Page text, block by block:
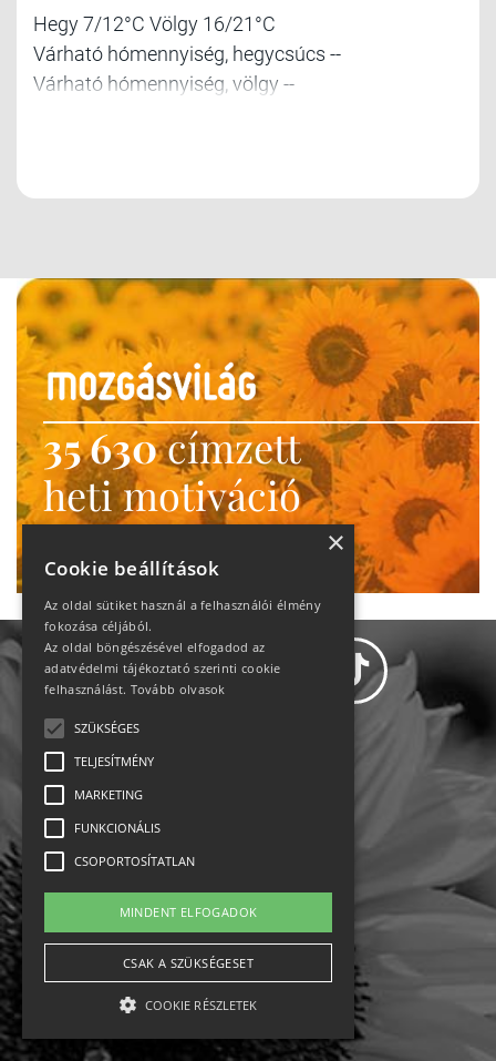
Hegy 7/12°C Völgy 16/21°C
Várható hómennyiség, hegycsúcs --
Várható hómennyiség, völgy --
35 630címzett
heti motiváció
Ne maradj le!
Impresszum-kapcsolat
Jogi nyilatkozat
Rólunk
English
×
Cookie beállítások
Az oldal sütiket használ a felhasználói élmény
fokozása céljából.
Az oldal böngészésével elfogadod az
adatvédelmi tájékoztató szerinti cookie
felhasználást. Tovább olvasok
SZÜKSÉGES
TELJESÍTMÉNY
MARKETING
FUNKCIONÁLIS
CSOPORTOSÍTATLAN
MINDENT ELFOGADOK
CSAK A SZÜKSÉGESET
COOKIE RÉSZLETEK